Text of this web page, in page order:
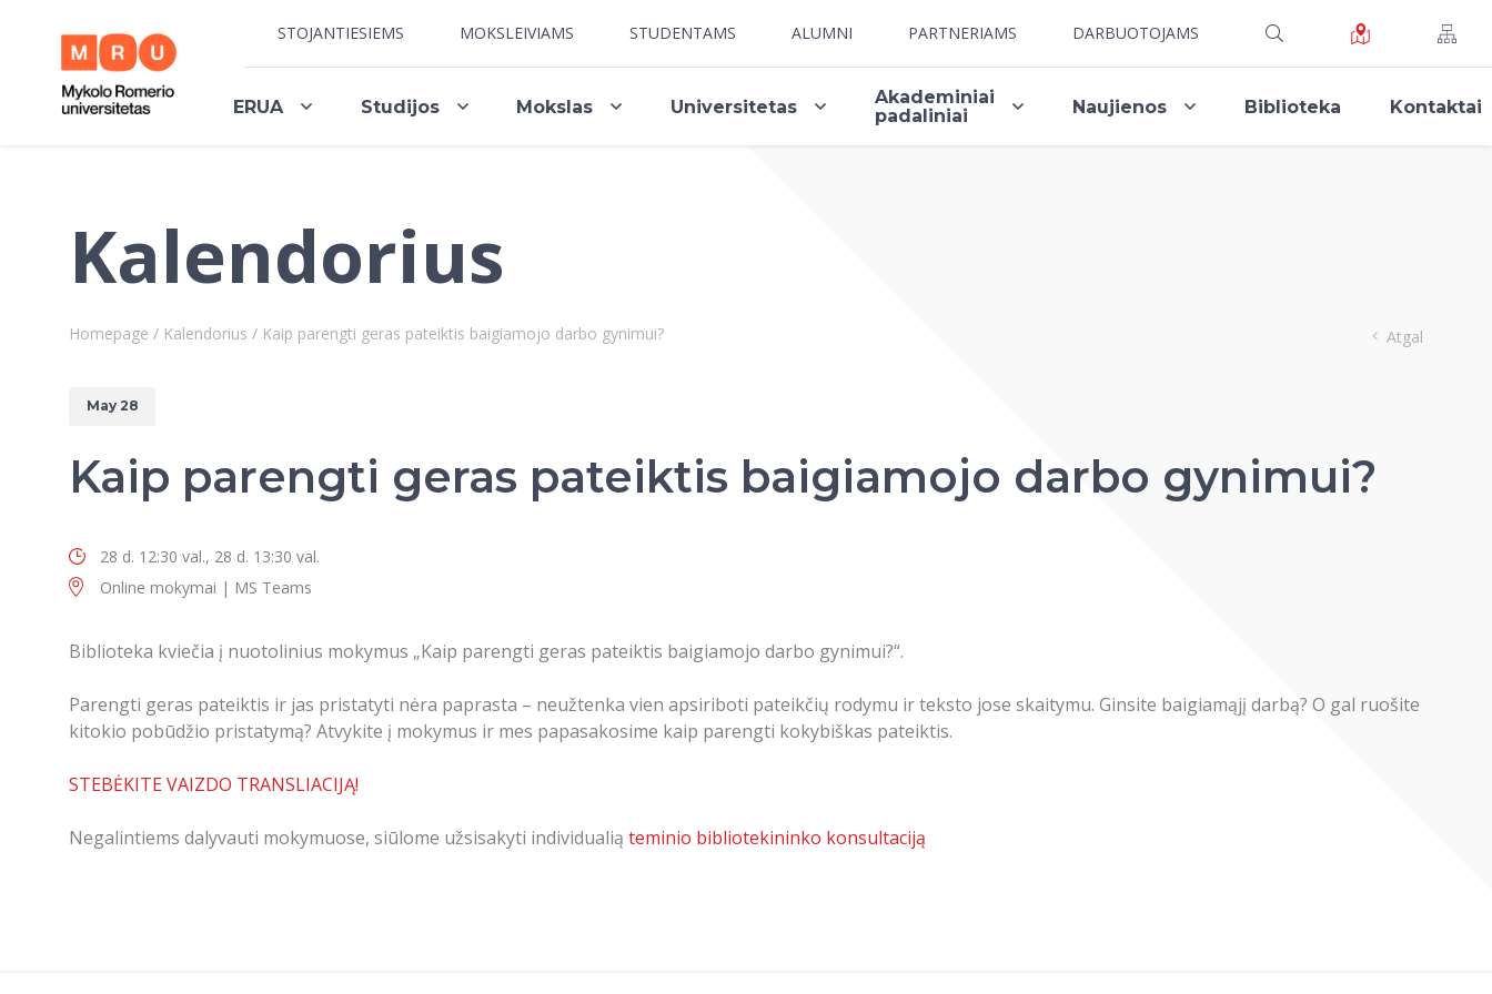
STOJANTIESIEMS MOKSLEIVIAMS STUDENTAMS ALUMNI PARTNERIAMS DARBUOTOJAMS
ERUA Studijos Mokslas Universitetas
Akademiniai
padaliniai
Naujienos Biblioteka Kontaktai
Kalendorius
Homepage / Kalendorius / Kaip parengti geras pateiktis baigiamojo darbo gynimui? Atgal
May 28
Kaip parengti geras pateiktis baigiamojo darbo gynimui?
28 d. 12:30 val., 28 d. 13:30 val.
Online mokymai | MS Teams
Biblioteka kviečia į nuotolinius mokymus „Kaip parengti geras pateiktis baigiamojo darbo gynimui?“.
Parengti geras pateiktis ir jas pristatyti nėra paprasta – neužtenka vien apsiriboti pateikčių rodymu ir teksto jose skaitymu. Ginsite baigiamąjį darbą? O gal ruošite
kitokio pobūdžio pristatymą? Atvykite į mokymus ir mes papasakosime kaip parengti kokybiškas pateiktis.
STEBĖKITE VAIZDO TRANSLIACIJĄ!
Negalintiems dalyvauti mokymuose, siūlome užsisakyti individualią teminio bibliotekininko konsultaciją